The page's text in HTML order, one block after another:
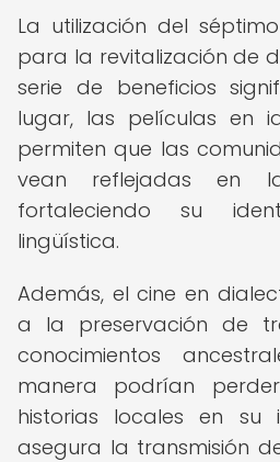
La utilización del
para la revitalización de
serie de beneficios
lugar, las películas en
permiten que las
vean reflejadas en
fortaleciendo su
lingüística.
Además, el cine en
a la preservación de
conocimientos
manera podrían
historias locales en su
asegura la transmisión